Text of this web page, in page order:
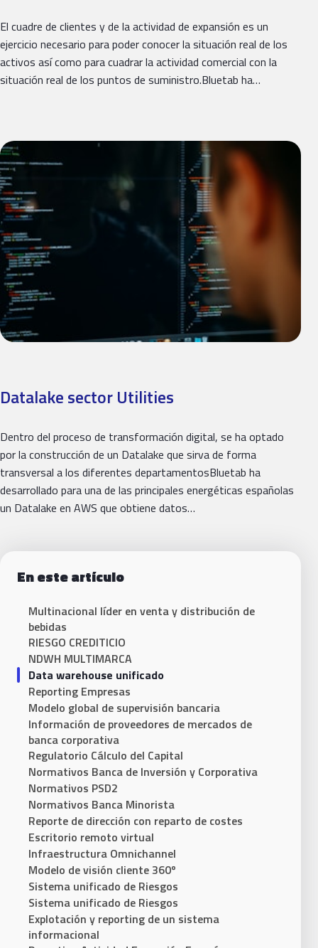
El cuadre de clientes y de la actividad de expansión es un
ejercicio necesario para poder conocer la situación real de los
activos así como para cuadrar la actividad comercial con la
situación real de los puntos de suministro.Bluetab ha…
Datalake sector Utilities
Dentro del proceso de transformación digital, se ha optado
por la construcción de un Datalake que sirva de forma
transversal a los diferentes departamentosBluetab ha
desarrollado para una de las principales energéticas españolas
un Datalake en AWS que obtiene datos…
En este artículo
Multinacional líder en venta y distribución de
bebidas
RIESGO CREDITICIO
NDWH MULTIMARCA
Data warehouse unificado
Reporting Empresas
Modelo global de supervisión bancaria
Información de proveedores de mercados de
banca corporativa
Regulatorio Cálculo del Capital
Normativos Banca de Inversión y Corporativa
Normativos PSD2
Normativos Banca Minorista
Reporte de dirección con reparto de costes
Escritorio remoto virtual
Infraestructura Omnichannel
Modelo de visión cliente 360º
Sistema unificado de Riesgos​
Sistema unificado de Riesgos
Explotación y reporting de un sistema
informacional